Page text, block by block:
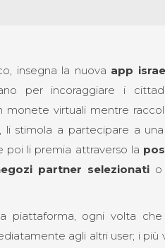
insegna la nuova app
per incoraggiare i
monete virtuali mentre
li stimola a partecipare a
poi li premia attraverso la
partner selezionatio
piattaforma, ogni volta
agli altri user; i